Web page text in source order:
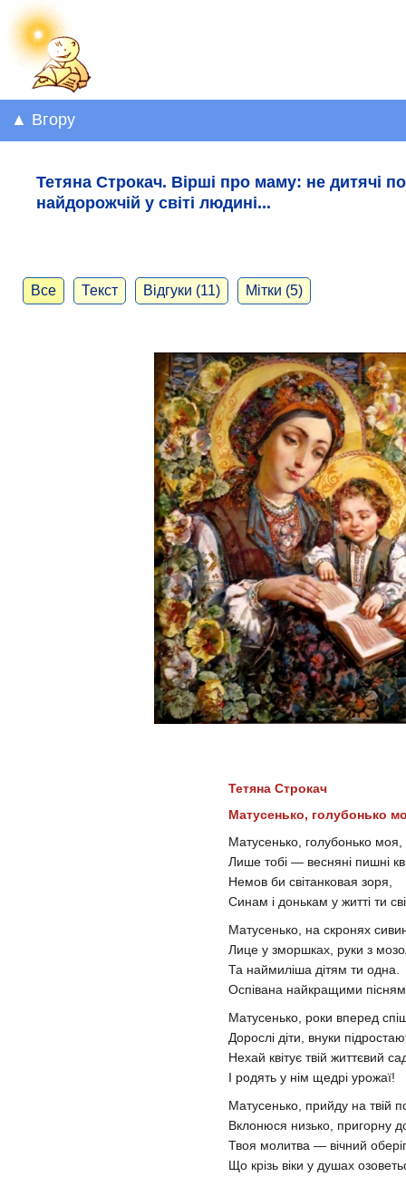
▲ Вгору
Тетяна Строкач. Вірші про маму: не дитячі
найдорожчій у світі людині...
Все Текст Відгуки (11) Мітки (5)
Тетяна Строкач
Матусенько, голубонько
Матусенько, голубонько моя,
Лише тобі — весняні пишні
Немов би світанковая зоря,
Синам і донькам у житті ти
Матусенько, на скронях
Лице у зморшках, руки з
Та наймиліша дітям ти одна.
Оспівана найкращими
Матусенько, роки вперед
Дорослі діти, внуки
Нехай квітує твій життєвий
І родять у нім щедрі урожаї!
Матусенько, прийду на твій
Вклонюся низько, пригорну
Твоя молитва — вічний
Що крізь віки у душах